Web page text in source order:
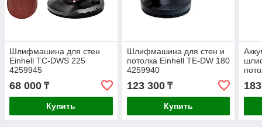
Шлифмашина для стен
Einhell TC-DWS 225
4259945
68 000 ₸
Купить
Шлифмашина для стен и
потолка Einhell TE-DW 180
4259940
123 300₸
Купить